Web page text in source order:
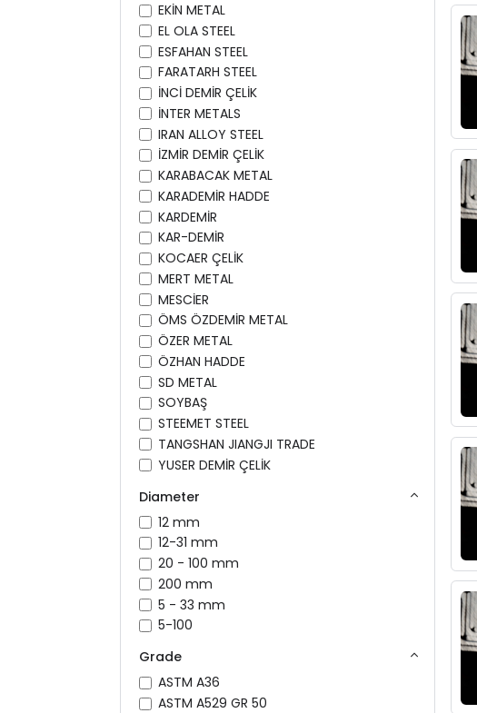
EKİN METAL
EL OLA STEEL
ESFAHAN STEEL
FARATARH STEEL
İNCİ DEMİR ÇELİK
İNTER METALS
IRAN ALLOY STEEL
İZMİR DEMİR ÇELİK
KARABACAK METAL
KARADEMİR HADDE
KARDEMİR
KAR-DEMİR
KOCAER ÇELİK
MERT METAL
MESCİER
ÖMS ÖZDEMİR METAL
ÖZER METAL
ÖZHAN HADDE
SD METAL
SOYBAŞ
STEEMET STEEL
TANGSHAN JIANGJI TRADE
YUSER DEMİR ÇELİK
Diameter
12 mm
12-31 mm
20 - 100 mm
200 mm
5 - 33 mm
5-100
Grade
ASTM A36
ASTM A529 GR 50